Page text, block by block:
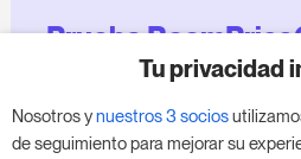
Prueba
negocio
Aprovecha nuestra prueba
Tu privacidad
Nosotros ynuestros 3 socios
de seguimiento para mejorar su